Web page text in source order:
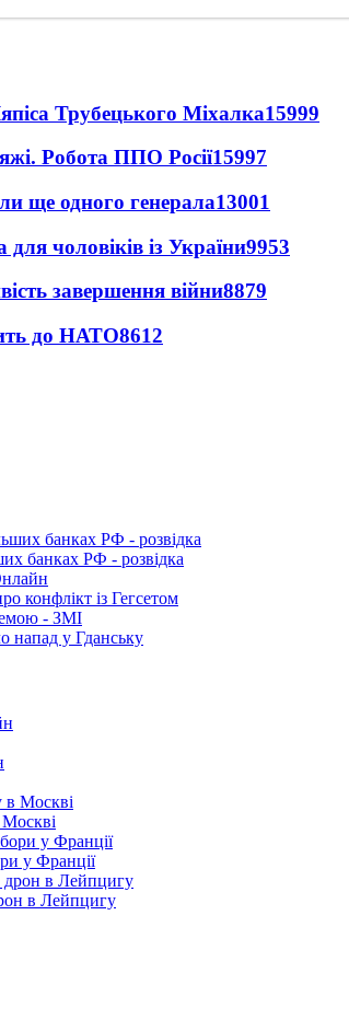
Трубецького Міхалка15999
Робота ППО Росії15997
ще одного генерала13001
чоловіків із України9953
завершення війни8879
до НАТО8612
банках РФ - розвідка
конфлікт із Гегсетом
- ЗМІ
напад у Гданську
у Франції
в Лейпцигу